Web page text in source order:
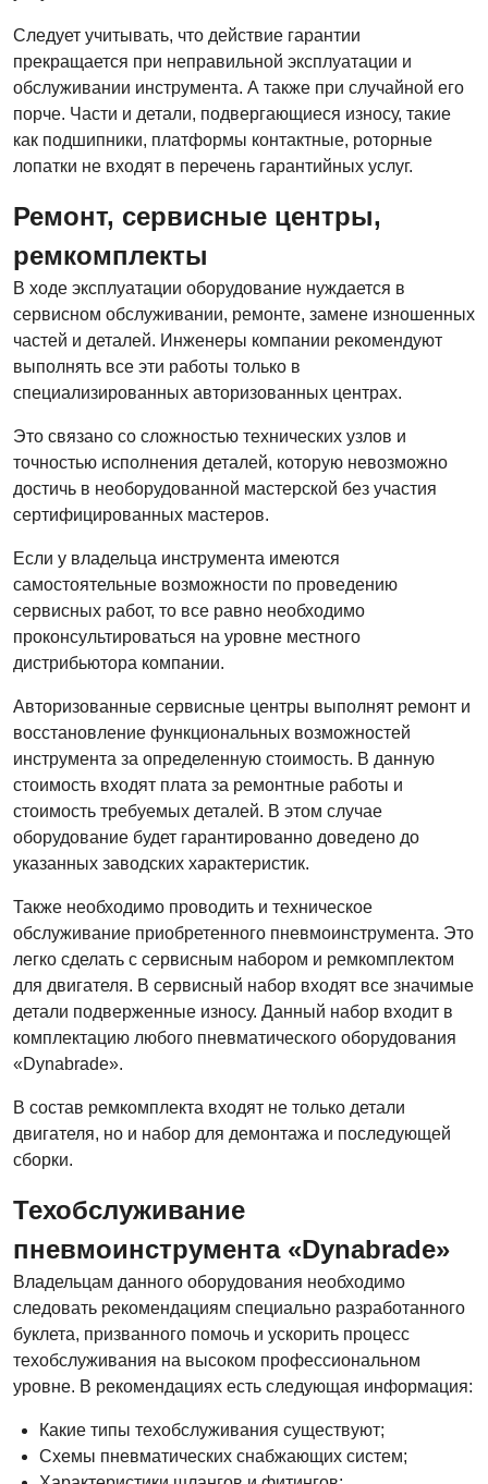
Следует учитывать, что действие гарантии
прекращается при неправильной эксплуатации и
обслуживании инструмента. А также при случайной его
порче. Части и детали, подвергающиеся износу, такие
как подшипники, платформы контактные, роторные
лопатки не входят в перечень гарантийных услуг.
Ремонт, сервисные центры,
ремкомплекты
В ходе эксплуатации оборудование нуждается в
сервисном обслуживании, ремонте, замене изношенных
частей и деталей. Инженеры компании рекомендуют
выполнять все эти работы только в
специализированных авторизованных центрах.
Это связано со сложностью технических узлов и
точностью исполнения деталей, которую невозможно
достичь в необорудованной мастерской без участия
сертифицированных мастеров.
Если у владельца инструмента имеются
самостоятельные возможности по проведению
сервисных работ, то все равно необходимо
проконсультироваться на уровне местного
дистрибьютора компании.
Авторизованные сервисные центры выполнят ремонт и
восстановление функциональных возможностей
инструмента за определенную стоимость. В данную
стоимость входят плата за ремонтные работы и
стоимость требуемых деталей. В этом случае
оборудование будет гарантированно доведено до
указанных заводских характеристик.
Также необходимо проводить и техническое
обслуживание приобретенного пневмоинструмента. Это
легко сделать с сервисным набором и ремкомплектом
для двигателя. В сервисный набор входят все значимые
детали подверженные износу. Данный набор входит в
комплектацию любого пневматического оборудования
«Dynabrade».
В состав ремкомплекта входят не только детали
двигателя, но и набор для демонтажа и последующей
сборки.
Техобслуживание
пневмоинструмента «Dynabrade»
Владельцам данного оборудования необходимо
следовать рекомендациям специально разработанного
буклета, призванного помочь и ускорить процесс
техобслуживания на высоком профессиональном
уровне. В рекомендациях есть следующая информация:
Какие типы техобслуживания существуют;
Схемы пневматических снабжающих систем;